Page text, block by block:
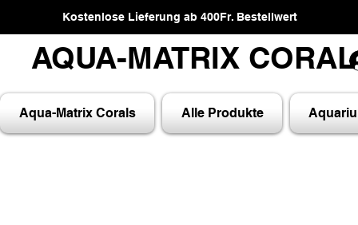
Kostenlose Lieferung ab 400Fr. Bestellwert
AQUA-MATRIX
AQUA-MATRIX
Aqua-Matrix Corals Alle Produkte